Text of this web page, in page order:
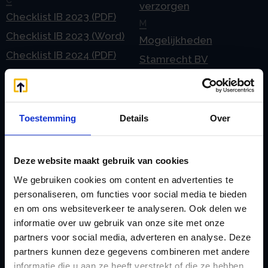
Toestemming Details Over
Deze website maakt gebruik van cookies
We gebruiken cookies om content en advertenties te
personaliseren, om functies voor social media te bieden
en om ons websiteverkeer te analyseren. Ook delen we
informatie over uw gebruik van onze site met onze
partners voor social media, adverteren en analyse. Deze
partners kunnen deze gegevens combineren met andere
informatie die u aan ze heeft verstrekt of die ze hebben
Checklist IB 2023 (PDF)
Checklist IB 2023 (Word)
Checklist IB 2024 (PDF)
Checklist IB 2024 (Word)
Checklist IB 2025 (PDF)
Checklist IB 2025 (Word)
Contact
eHerkenning voor uw
Stamrecht BV
Emigratie
Emigratie Pensioen BV
Fiscale waardering
verzorgen
M
Mogelijkheden
Stamrecht BV
Ontbinden Stamrecht
Oprichten BV door
StamrechtBV.com
Overdracht vanuit
banksparen